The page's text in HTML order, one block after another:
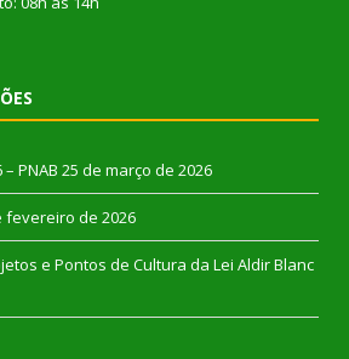
PNAB 25 de março de 2026
fevereiro de 2026
e Pontos de Cultura da Lei Aldir Blanc